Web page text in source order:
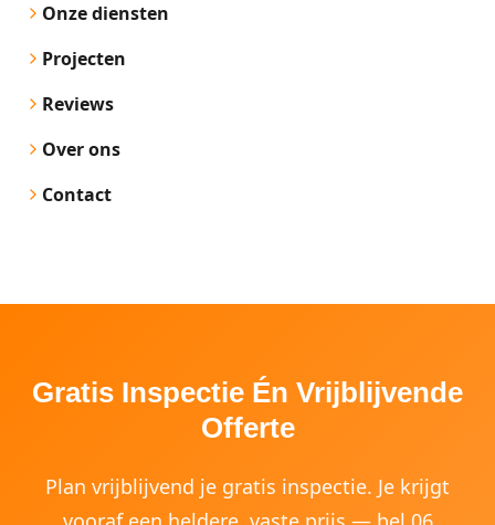
Onze diensten
Projecten
Reviews
Over ons
Contact
Gratis Inspectie Én Vrijblijvende
Offerte
Plan vrijblijvend je gratis inspectie. Je krijgt